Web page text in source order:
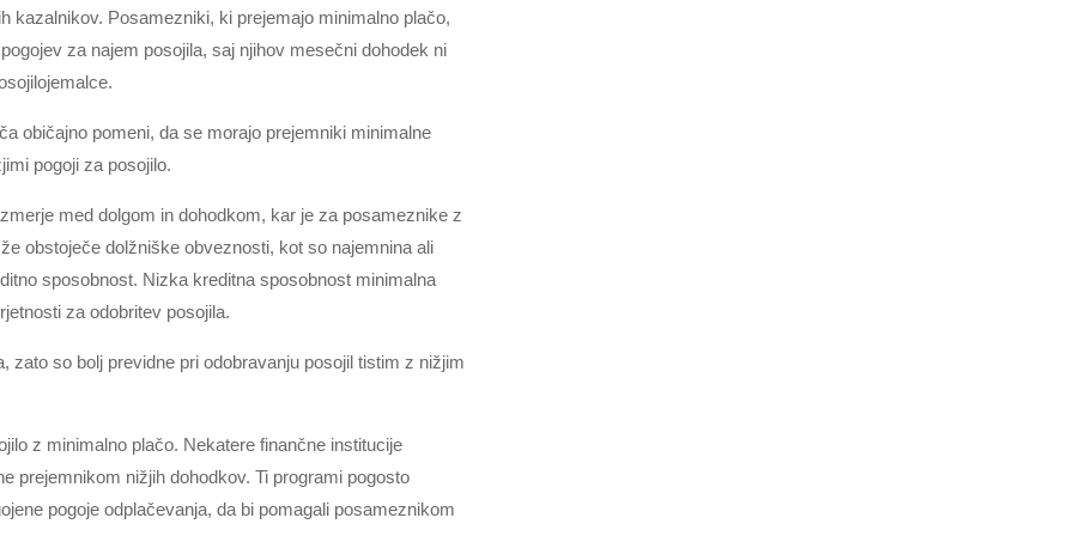
kazalnikov. Posamezniki, ki prejemajo minimalno plačo,
za najem posojila, saj njihov mesečni dohodek ni
običajno pomeni, da se morajo prejemniki minimalne
pogoji za posojilo.
med dolgom in dohodkom, kar je za posameznike z
obstoječe dolžniške obveznosti, kot so najemnina ali
sposobnost. Nizka kreditna sposobnost minimalna
za odobritev posojila.
zato so bolj previdne pri odobravanju posojil tistim z nižjim
z minimalno plačo. Nekatere finančne institucije
prejemnikom nižjih dohodkov. Ti programi pogosto
pogoje odplačevanja, da bi pomagali posameznikom